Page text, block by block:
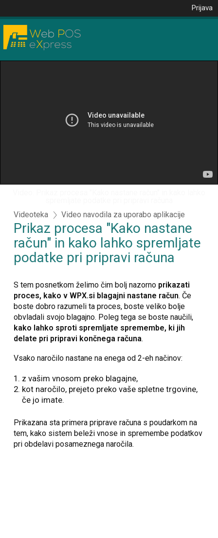
Prijava
Videoteka
Video navodila za uporabo aplikacije
Prikaz procesa "Kako nastane
račun" in kako lahko spremljate
podatke pri pripravi računa
S tem posnetkom želimo čim bolj nazorno prikazati
proces, kako v WPX.si blagajni nastane račun. Če
boste dobro razumeli ta proces, boste veliko bolje
obvladali svojo blagajno. Poleg tega se boste naučili,
kako lahko sproti spremljate spremembe, ki jih
delate pri pripravi končnega računa.
Vsako naročilo nastane na enega od 2-eh načinov:
z vašim vnosom preko blagajne,
kot naročilo, prejeto preko vaše spletne trgovine,
če jo imate.
Prikazana sta primera priprave računa s poudarkom na
tem, kako sistem beleži vnose in spremembe podatkov
pri obdelavi posameznega naročila.